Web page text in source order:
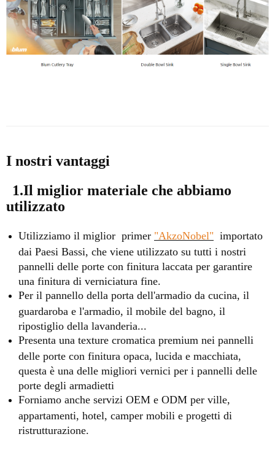
I nostri vantaggi
1.Il miglior materiale che abbiamo
utilizzato
Utilizziamo il miglior primer "AkzoNobel" importato
dai Paesi Bassi, che viene utilizzato su tutti i nostri
pannelli delle porte con finitura laccata per garantire
una finitura di verniciatura fine.
Per il pannello della porta dell'armadio da cucina, il
guardaroba e l'armadio, il mobile del bagno, il
ripostiglio della lavanderia...
Presenta una texture cromatica premium nei pannelli
delle porte con finitura opaca, lucida e macchiata,
questa è una delle migliori vernici per i pannelli delle
porte degli armadietti
Forniamo anche servizi OEM e ODM per ville,
appartamenti, hotel, camper mobili e progetti di
ristrutturazione.